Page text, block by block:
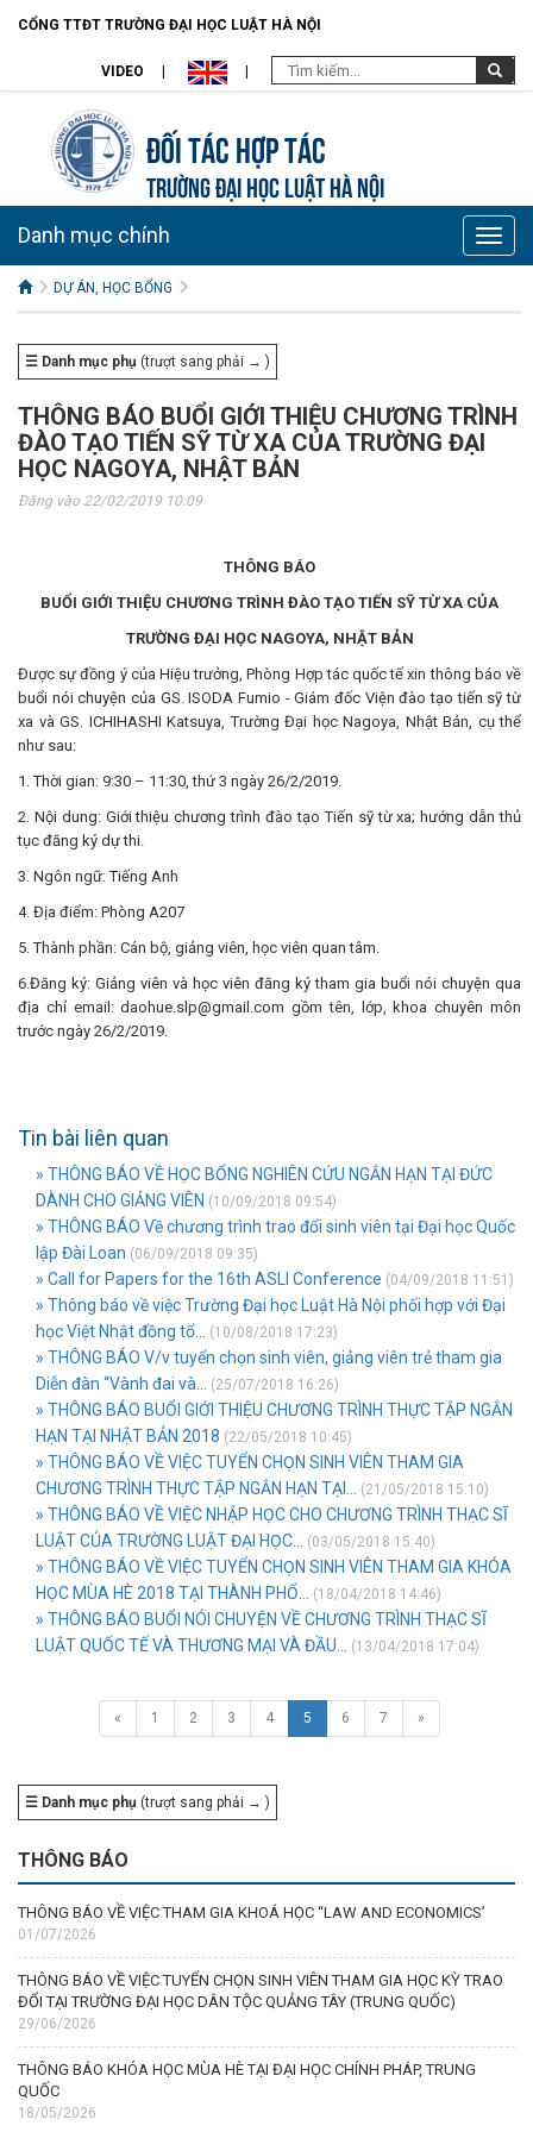
CỔNG TTĐT TRƯỜNG ĐẠI HỌC LUẬT HÀ NỘI
VIDEO
Đối tác hợp tác
TRƯỜNG ĐẠI HỌC LUẬT HÀ NỘI
Toggle
Danh mục chính
DỰ ÁN, HỌC BỔNG
☰ Danh mục phụ (trượt sang phải → )
THÔNG BÁO BUỔI GIỚI THIỆU CHƯƠNG TRÌNH
ĐÀO TẠO TIẾN SỸ TỪ XA CỦA TRƯỜNG ĐẠI
HỌC NAGOYA, NHẬT BẢN
Đăng vào 22/02/2019 10:09
THÔNG BÁO
BUỔI GIỚI THIỆU CHƯƠNG TRÌNH ĐÀO TẠO TIẾN SỸ TỪ XA CỦA
TRƯỜNG ĐẠI HỌC NAGOYA, NHẬT BẢN
Được sự đồng ý của Hiệu trưởng, Phòng Hợp tác quốc tế xin thông báo về
buổi nói chuyện của GS. ISODA Fumio - Giám đốc Viện đào tạo tiến sỹ từ
xa và GS. ICHIHASHI Katsuya, Trường Đại học Nagoya, Nhật Bản, cụ thể
như sau:
1. Thời gian: 9:30 – 11:30, thứ 3 ngày 26/2/2019.
2. Nội dung: Giới thiệu chương trình đào tạo Tiến sỹ từ xa; hướng dẫn thủ
tục đăng ký dự thi.
3. Ngôn ngữ: Tiếng Anh
4. Địa điểm: Phòng A207
5. Thành phần: Cán bộ, giảng viên, học viên quan tâm.
6.Đăng ký: Giảng viên và học viên đăng ký tham gia buổi nói chuyện qua
địa chỉ email: daohue.slp@gmail.com gồm tên, lớp, khoa chuyên môn
trước ngày 26/2/2019.
Tin bài liên quan
» THÔNG BÁO VỀ HỌC BỔNG NGHIÊN CỨU NGẮN HẠN TẠI ĐỨC
DÀNH CHO GIẢNG VIÊN (10/09/2018 09:54)
» THÔNG BÁO Về chương trình trao đổi sinh viên tại Đại học Quốc
lập Đài Loan (06/09/2018 09:35)
» Call for Papers for the 16th ASLI Conference (04/09/2018 11:51)
» Thông báo về việc Trường Đại học Luật Hà Nội phối hợp với Đại
học Việt Nhật đồng tổ...
(10/08/2018 17:23)
» THÔNG BÁO V/v tuyển chọn sinh viên, giảng viên trẻ tham gia
Diễn đàn “Vành đai và...
(25/07/2018 16:26)
» THÔNG BÁO BUỔI GIỚI THIỆU CHƯƠNG TRÌNH THỰC TẬP NGẮN
HẠN TẠI NHẬT BẢN 2018 (22/05/2018 10:45)
» THÔNG BÁO VỀ VIỆC TUYỂN CHỌN SINH VIÊN THAM GIA
CHƯƠNG TRÌNH THỰC TẬP NGẮN HẠN TẠI...
(21/05/2018 15:10)
» THÔNG BÁO VỀ VIỆC NHẬP HỌC CHO CHƯƠNG TRÌNH THẠC SĨ
LUẬT CỦA TRƯỜNG LUẬT ĐẠI HỌC...
(03/05/2018 15:40)
» THÔNG BÁO VỀ VIỆC TUYỂN CHỌN SINH VIÊN THAM GIA KHÓA
HỌC MÙA HÈ 2018 TẠI THÀNH PHỐ...
(18/04/2018 14:46)
» THÔNG BÁO BUỔI NÓI CHUYỆN VỀ CHƯƠNG TRÌNH THẠC SĨ
LUẬT QUỐC TẾ VÀ THƯƠNG MẠI VÀ ĐẦU...
(13/04/2018 17:04)
« 1 2 3 4 5 6 7 »
☰ Danh mục phụ (trượt sang phải → )
THÔNG BÁO
THÔNG BÁO VỀ VIỆC THAM GIA KHOÁ HỌC “LAW AND ECONOMICS’
01/07/2026
THÔNG BÁO VỀ VIỆC TUYỂN CHỌN SINH VIÊN THAM GIA HỌC KỲ TRAO
ĐỔI TẠI TRƯỜNG ĐẠI HỌC DÂN TỘC QUẢNG TÂY (TRUNG QUỐC)
29/06/2026
THÔNG BÁO KHÓA HỌC MÙA HÈ TẠI ĐẠI HỌC CHÍNH PHÁP, TRUNG
QUỐC
18/05/2026